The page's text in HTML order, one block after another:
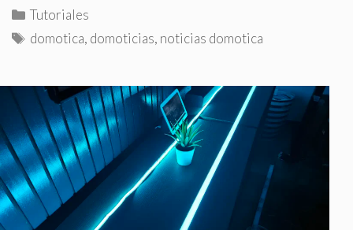
C
a
g
r
í
a
s
Tutoriales
E
q
e
t
a
s
domotica, domoticias, noticias domotica